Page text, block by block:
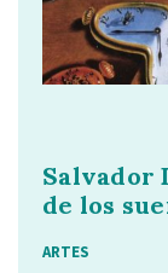
Salvador
de los
ARTES